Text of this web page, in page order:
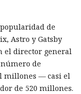
de
Astro y Gatsby
el director general
de
millones — casi el
de 520 millones.